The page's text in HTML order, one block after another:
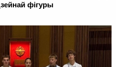
фігуры